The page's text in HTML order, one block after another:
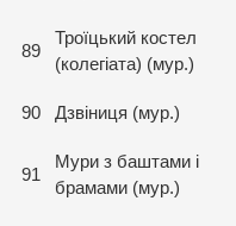
89
Троїцький костел
(колегіата) (мур.)
90 Дзвіниця (мур.)
91
Мури з баштами і
брамами (мур.)